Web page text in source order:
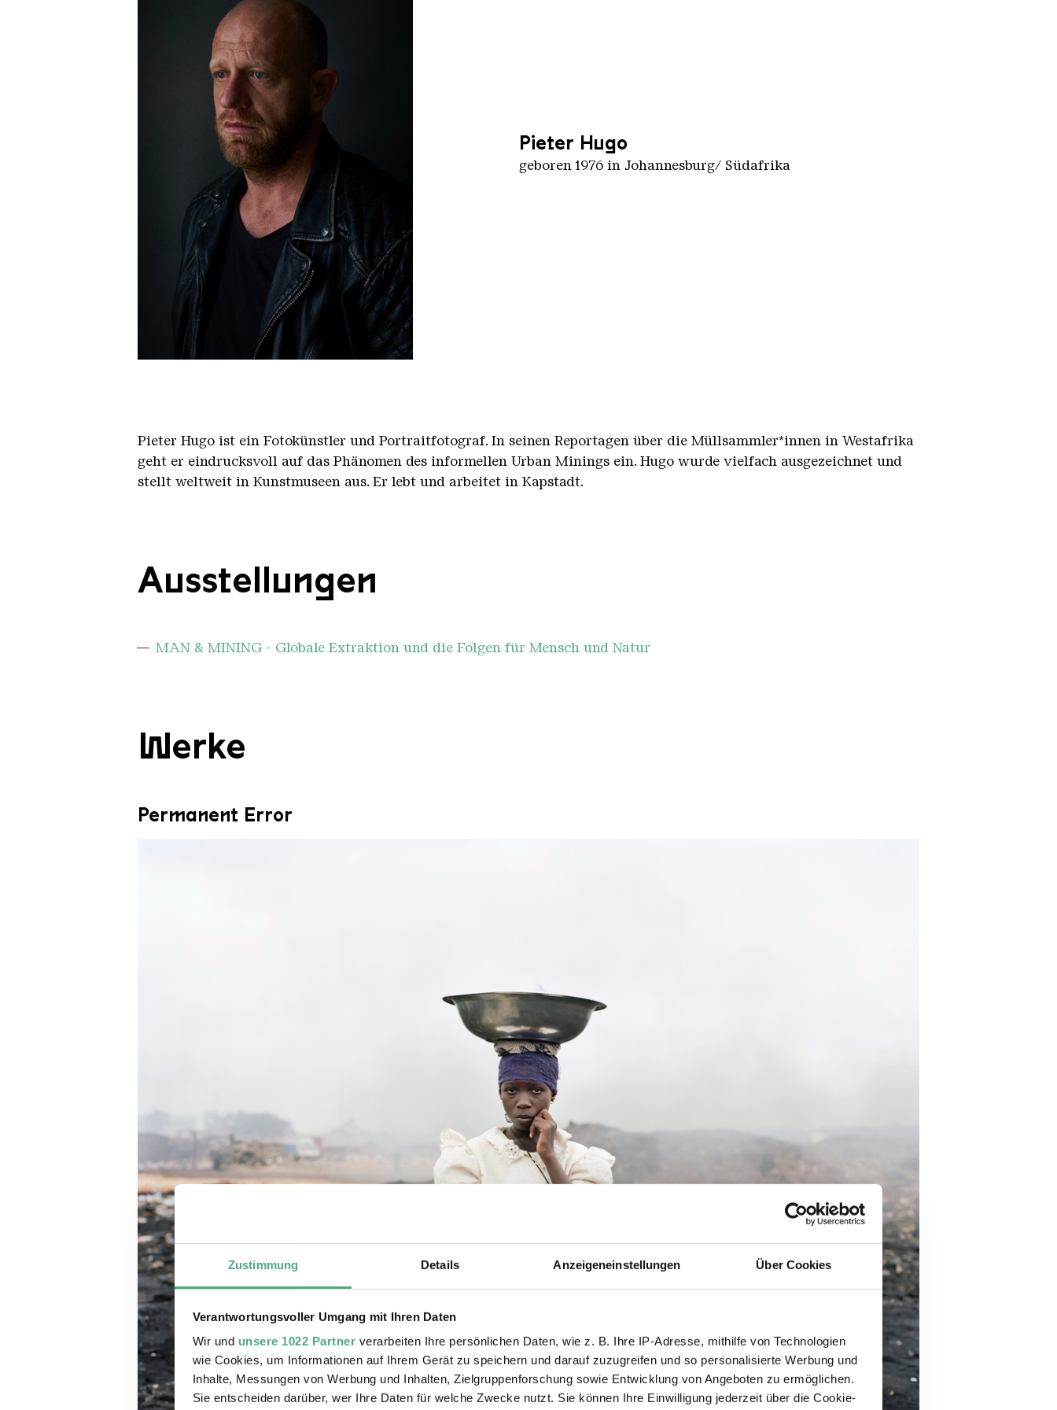
Zustimmung Details Anzeigeneinstellungen Über Cookies
Verantwortungsvoller Umgang mit Ihren Daten
Wir und unsere 1022 Partner verarbeiten Ihre persönlichen Daten, wie z. B. Ihre IP-Adresse, mithilfe von Technologien
wie Cookies, um Informationen auf Ihrem Gerät zu speichern und darauf zuzugreifen und so personalisierte Werbung und
Inhalte, Messungen von Werbung und Inhalten, Zielgruppenforschung sowie Entwicklung von Angeboten zu ermöglichen.
Sie entscheiden darüber, wer Ihre Daten für welche Zwecke nutzt. Sie können Ihre Einwilligung jederzeit über die Cookie-
Pieter Hugo
Pieter Hugo
geboren 1976 in Johannesburg/ Südafrika
Pieter Hugo ist ein Fotokünstler und Portraitfotograf. In seinen Reportagen über die Müllsammler*innen in Westafrika
geht er eindrucksvoll auf das Phänomen des informellen Urban Minings ein. Hugo wurde vielfach ausgezeichnet und
stellt weltweit in Kunstmuseen aus. Er lebt und arbeitet in Kapstadt.
Ausstellungen
MAN & MINING - Globale Extraktion und die Folgen für Mensch und Natur
Werke
Permanent Error